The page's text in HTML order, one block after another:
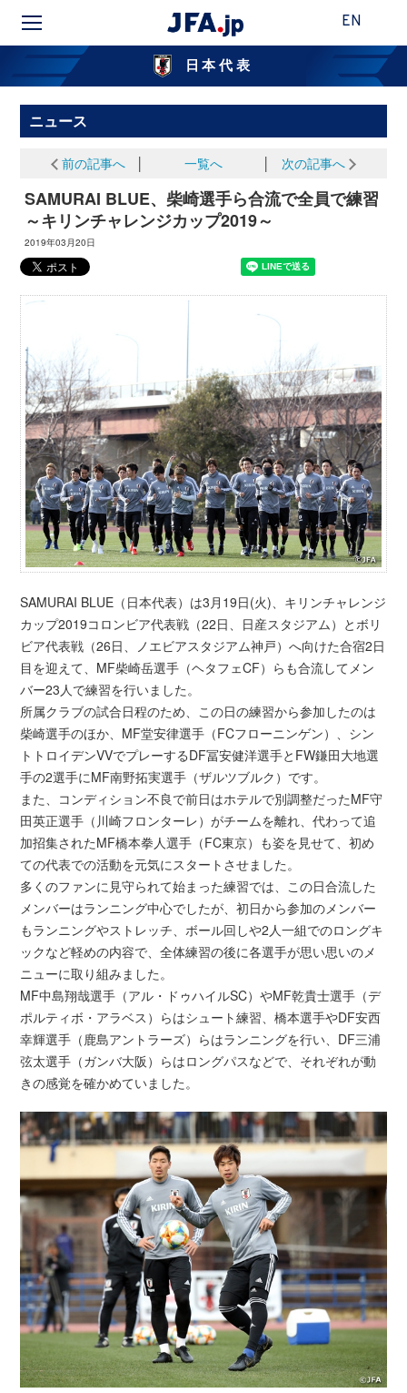
EN
日本代表
ニュース
前の記事へ 一覧へ 次の記事へ
SAMURAI BLUE、柴崎選手ら合流で全員で練習
～キリンチャレンジカップ2019～
2019年03月20日
SAMURAI BLUE（日本代表）は3月19日(火)、キリンチャレンジ
カップ2019コロンビア代表戦（22日、日産スタジアム）とボリ
ビア代表戦（26日、ノエビアスタジアム神戸）へ向けた合宿2日
目を迎えて、MF柴崎岳選手（ヘタフェCF）らも合流してメン
バー23人で練習を行いました。
所属クラブの試合日程のため、この日の練習から参加したのは
柴崎選手のほか、MF堂安律選手（FCフローニンゲン）、シン
トトロイデンVVでプレーするDF冨安健洋選手とFW鎌田大地選
手の2選手にMF南野拓実選手（ザルツブルク）です。
また、コンディション不良で前日はホテルで別調整だったMF守
田英正選手（川崎フロンターレ）がチームを離れ、代わって追
加招集されたMF橋本拳人選手（FC東京）も姿を見せて、初め
ての代表での活動を元気にスタートさせました。
多くのファンに見守られて始まった練習では、この日合流した
メンバーはランニング中心でしたが、初日から参加のメンバー
もランニングやストレッチ、ボール回しや2人一組でのロングキ
ックなど軽めの内容で、全体練習の後に各選手が思い思いのメ
ニューに取り組みました。
MF中島翔哉選手（アル・ドゥハイルSC）やMF乾貴士選手（デ
ポルティボ・アラベス）らはシュート練習、橋本選手やDF安西
幸輝選手（鹿島アントラーズ）らはランニングを行い、DF三浦
弦太選手（ガンバ大阪）らはロングパスなどで、それぞれが動
きの感覚を確かめていました。